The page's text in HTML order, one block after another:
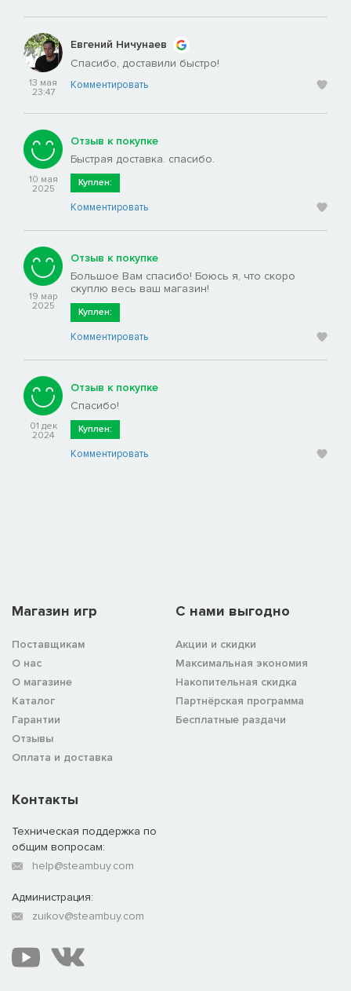
13 мая
23:47
Евгений Ничунаев
Спасибо, доставили быстро!
Комментировать
10 мая
2025
Отзыв к покупке
Быстрая доставка. спасибо.
Куплен:
Комментировать
19 мар
2025
Отзыв к покупке
Большое Вам спасибо! Боюсь я, что скоро
скуплю весь ваш магазин!
Куплен:
Комментировать
01 дек
2024
Отзыв к покупке
Спасибо!
Куплен:
Комментировать
Магазин игр
Поставщикам
О нас
О магазине
Каталог
Гарантии
Отзывы
Оплата и доставка
C нами выгодно
Акции и скидки
Максимальная экономия
Накопительная скидка
Партнёрская программа
Бесплатные раздачи
Контакты
Техническая поддержка по
общим вопросам:
help@steambuy.com
Администрация:
zuikov@steambuy.com